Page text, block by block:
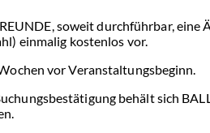
soweit durchführbar,
einmalig kostenlos vor.
vor Veranstaltungsbeginn.
behält sich